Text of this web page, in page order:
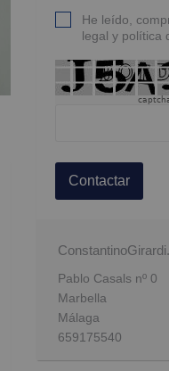
He leído,
legal y política
Contactar
Pablo Casals nº 0
Marbella
Málaga
659175540